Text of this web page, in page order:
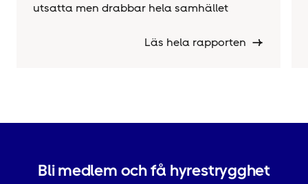
utsatta men drabbar hela samhället
Läs hela rapporten
Bli medlem och få hyrestrygghet